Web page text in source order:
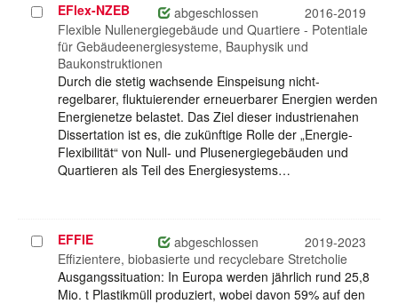
Projekt
auswählen
EFlex-NZEB abgeschlossen
2016-2019
Flexible Nullenergiegebäude und Quartiere - Potentiale
für Gebäudeenergiesysteme, Bauphysik und
Baukonstruktionen
Durch die stetig wachsende Einspeisung nicht-
regelbarer, fluktuierender erneuerbarer Energien werden
Energienetze belastet. Das Ziel dieser industrienahen
Dissertation ist es, die zukünftige Rolle der „Energie-
Flexibilität“ von Null- und Plusenergiegebäuden und
Quartieren als Teil des Energiesystems…
Projekt
auswählen
EFFIE abgeschlossen
2019-2023
Effizientere, biobasierte und recyclebare Stretcholie
Ausgangssituation: In Europa werden jährlich rund 25,8
Mio. t Plastikmüll produziert, wobei davon 59% auf den